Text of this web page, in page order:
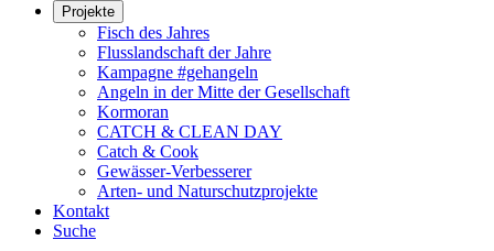
Projekte
Fisch des Jahres
Flusslandschaft der Jahre
Kampagne #gehangeln
Angeln in der Mitte der Gesellschaft
Kormoran
CATCH & CLEAN DAY
Catch & Cook
Gewässer-Verbesserer
Arten- und Naturschutzprojekte
Kontakt
Suche